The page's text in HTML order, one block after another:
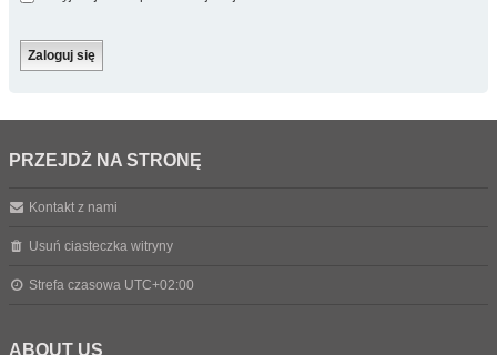
PRZEJDŹ NA STRONĘ
Kontakt z nami
Usuń ciasteczka witryny
Strefa czasowa UTC+02:00
ABOUT US